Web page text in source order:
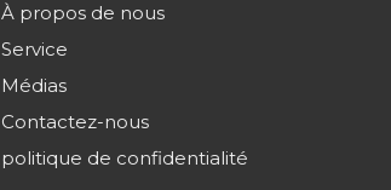
À propos de nous
Service
Médias
Contactez-nous
politique de confidentialité